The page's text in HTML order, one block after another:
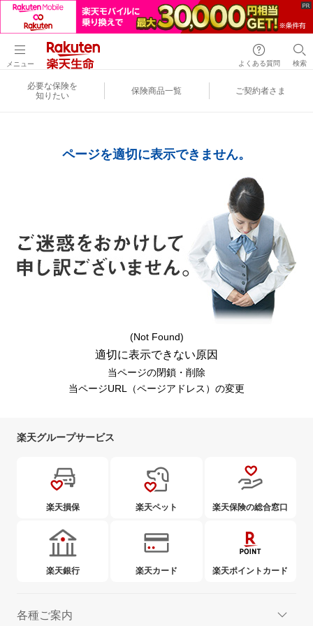
メニュー よくある質問 検索
必要な保険を
知りたい
保険商品一覧 ご契約者さま
ページを適切に表示できません。
(Not Found)
適切に表示できない原因
当ページの閉鎖・削除
当ページURL（ページアドレス）の変更
楽天グループサービス
楽天損保 楽天ペット 楽天保険の総合窓口
楽天銀行 楽天カード 楽天ポイントカード
各種ご案内